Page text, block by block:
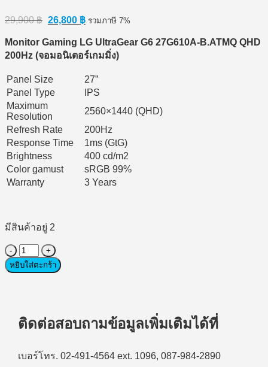
29,900฿ Original
price
was:
29,900 ฿.
26,800 ฿Current
price
is:
26,800 ฿.
รวมภาษี 7%
Monitor Gaming LG UltraGear G6 27G610A-B.ATMQ QHD
200Hz (จอมอนิเตอร์เกมมิ่ง)
Panel Size
27”
Panel Type
IPS
Maximum
Resolution
2560×1440 (QHD)
Refresh Rate
200Hz
Response Time
1ms (GtG)
Brightness
400 cd/m2
Color gamust
sRGB 99%
Warranty
3 Years
มีสินค้าอยู่ 2
จำนวน
Monitor
Gaming
LG
UltraGear
B.ATM
หยิบใส่ตะกร้า
ติดต่อสอบถามข้อมูลเพิ่มเติมได้ที่
เบอร์โทร. 02-491-4564 ext. 1096, 087-984-2890